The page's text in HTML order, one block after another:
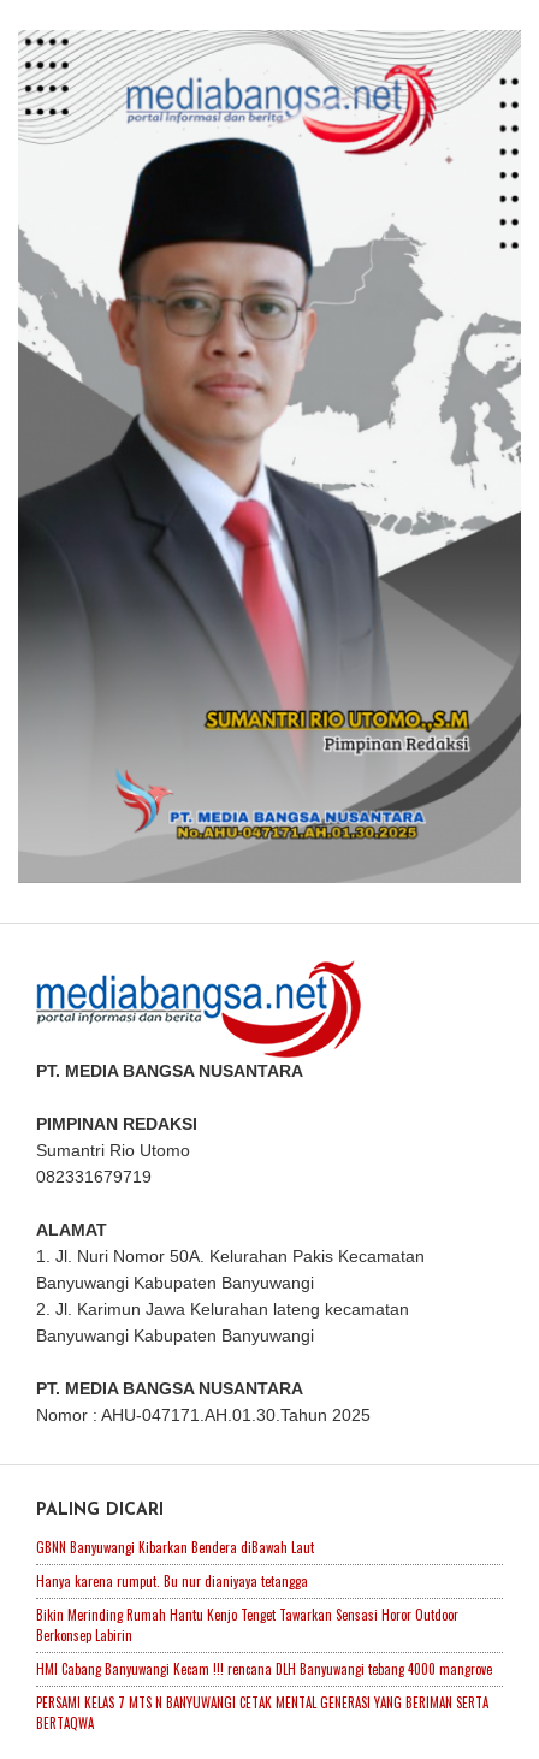
PT. MEDIA BANGSA NUSANTARA
PIMPINAN REDAKSI
Sumantri Rio Utomo
082331679719
ALAMAT
1. Jl. Nuri Nomor 50A. Kelurahan Pakis Kecamatan
Banyuwangi Kabupaten Banyuwangi
2. Jl. Karimun Jawa Kelurahan lateng kecamatan
Banyuwangi Kabupaten Banyuwangi
PT. MEDIA BANGSA NUSANTARA
Nomor : AHU-047171.AH.01.30.Tahun 2025
PALING DICARI
GBNN Banyuwangi Kibarkan Bendera diBawah Laut
Hanya karena rumput. Bu nur dianiyaya tetangga
Bikin Merinding Rumah Hantu Kenjo Tenget Tawarkan Sensasi Horor Outdoor
Berkonsep Labirin
HMI Cabang Banyuwangi Kecam !!! rencana DLH Banyuwangi tebang 4000 mangrove
PERSAMI KELAS 7 MTS N BANYUWANGI CETAK MENTAL GENERASI YANG BERIMAN SERTA
BERTAQWA